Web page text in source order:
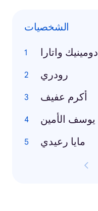
الشخصيات
دومينيك واتارا
رودري
أكرم عفيف
يوسف الأمين
مايا رعيدي